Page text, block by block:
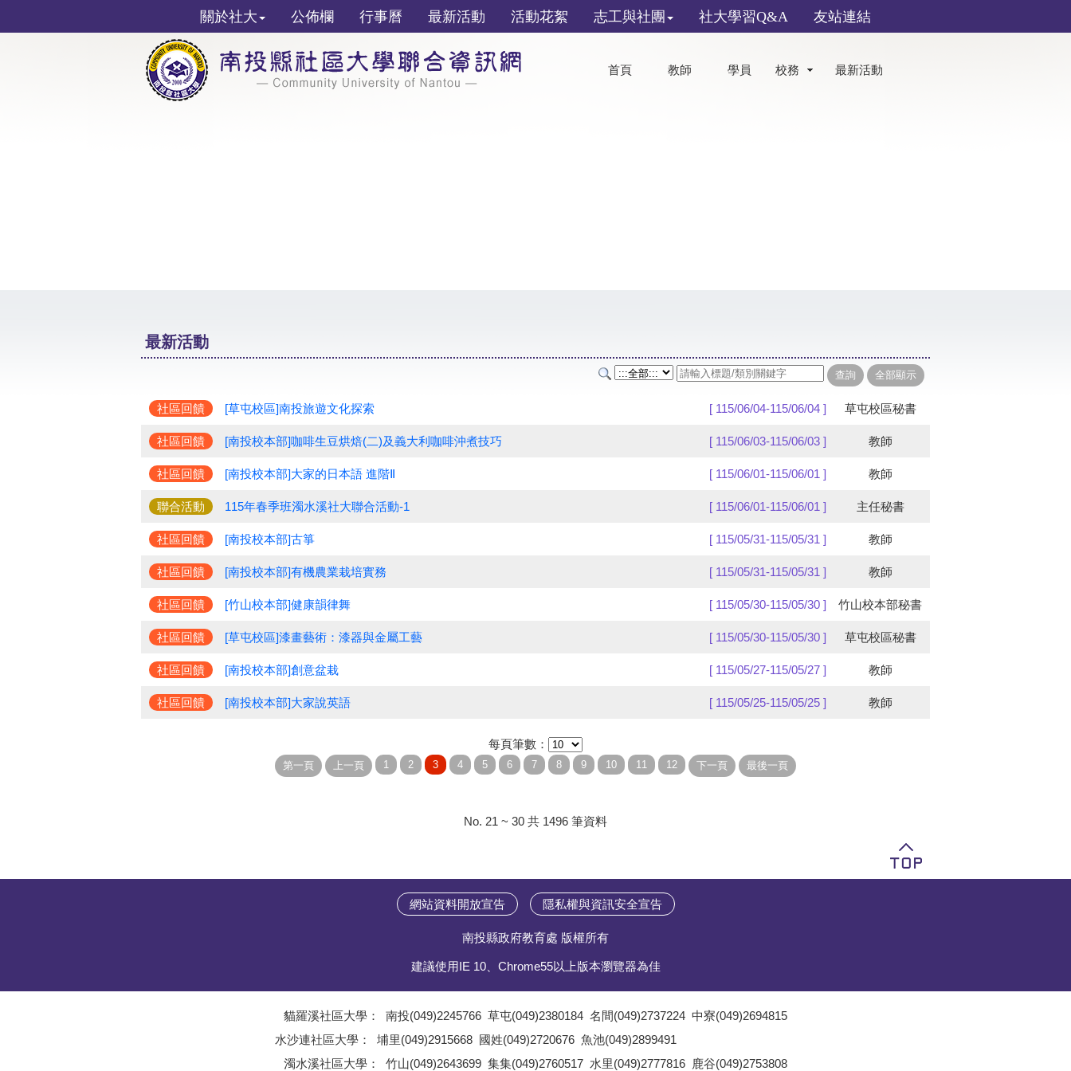
關於社大 公佈欄 行事曆 最新活動 活動花絮 志工與社團 社大學習Q&A 友站連結
首頁 教師 學員 校務 最新活動
最新活動
社區回饋 [草屯校區]南投旅遊文化探索 [ 115/06/04-115/06/04 ] 草屯校區秘書
社區回饋 [南投校本部]咖啡生豆烘焙(二)及義大利咖啡沖煮技巧 [ 115/06/03-115/06/03 ] 教師
社區回饋 [南投校本部]大家的日本語 進階Ⅱ [ 115/06/01-115/06/01 ] 教師
聯合活動 115年春季班濁水溪社大聯合活動-1 [ 115/06/01-115/06/01 ] 主任秘書
社區回饋 [南投校本部]古箏 [ 115/05/31-115/05/31 ] 教師
社區回饋 [南投校本部]有機農業栽培實務 [ 115/05/31-115/05/31 ] 教師
社區回饋 [竹山校本部]健康韻律舞 [ 115/05/30-115/05/30 ] 竹山校本部秘書
社區回饋 [草屯校區]漆畫藝術：漆器與金屬工藝 [ 115/05/30-115/05/30 ] 草屯校區秘書
社區回饋 [南投校本部]創意盆栽 [ 115/05/27-115/05/27 ] 教師
社區回饋 [南投校本部]大家說英語 [ 115/05/25-115/05/25 ] 教師
每頁筆數：
No. 21 ~ 30 共 1496 筆資料
網站資料開放宣告 隱私權與資訊安全宣告
南投縣政府教育處 版權所有
建議使用IE 10、Chrome55以上版本瀏覽器為佳
貓羅溪社區大學： 南投(049)2245766 草屯(049)2380184 名間(049)2737224 中寮(049)2694815
水沙連社區大學： 埔里(049)2915668 國姓(049)2720676 魚池(049)2899491
濁水溪社區大學： 竹山(049)2643699 集集(049)2760517 水里(049)2777816 鹿谷(049)2753808